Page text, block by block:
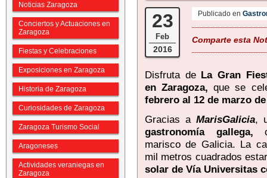
Noticias Zaragoza
Conciertos y Actuaciones en
Zaragoza
Fiestas y Celebraciones
Exposiciones en Zaragoza
Historia de Zaragoza
Curiosidades de Zaragoza
Zaragoza Turismo Social
Aragoneses
Actividades veraniegas en
Zaragoza
23
Feb
2016
Publicado en
Comparte esta
Disfruta deLa Gran
en Zaragoza,que se
febrero al 12 de marzo de
Gracias a MarisGalicia,
gastronomía gallega,
marisco de Galicia. La
mil metros cuadrados
solar de Vía Universitas